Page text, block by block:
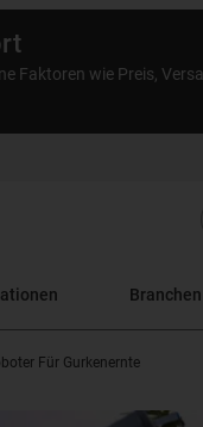
Faktoren wie Preis,
Branchen
Für Gurkenernte